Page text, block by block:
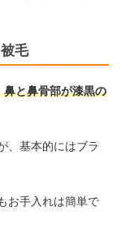
毛
と鼻骨部が漆黒の
、基本的にはブラ
お手入れは簡単で